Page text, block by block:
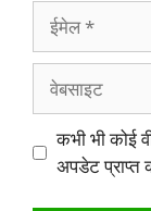
ईमेल
वेबसाइट
कभी भी कोई
अपडेट प्राप्त